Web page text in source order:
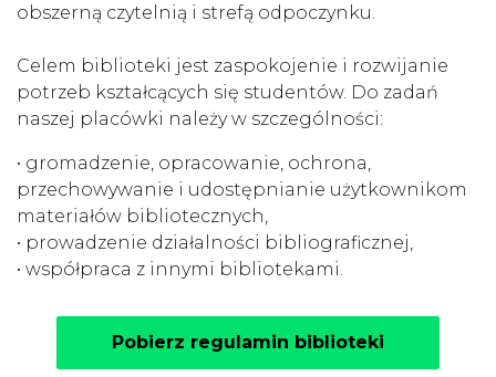
obszerną czytelnią i strefą odpoczynku.
Celem biblioteki jest zaspokojenie i rozwijanie
potrzeb kształcących się studentów. Do zadań
naszej placówki należy w szczególności:
• gromadzenie, opracowanie, ochrona,
przechowywanie i udostępnianie użytkownikom
materiałów bibliotecznych,
• prowadzenie działalności bibliograficznej,
• współpraca z innymi bibliotekami.
Pobierz regulamin biblioteki